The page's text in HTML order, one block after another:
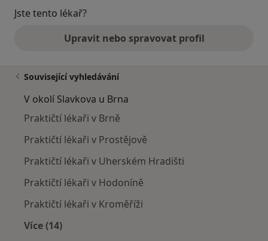
Jste tento lékař?
Upravit nebo spravovat profil
Související vyhledávání
V okolí Slavkova u Brna
Praktičtí lékaři v Brně
Praktičtí lékaři v Prostějově
Praktičtí lékaři v Uherském Hradišti
Praktičtí lékaři v Hodoníně
Praktičtí lékaři v Kroměříži
Více (14)